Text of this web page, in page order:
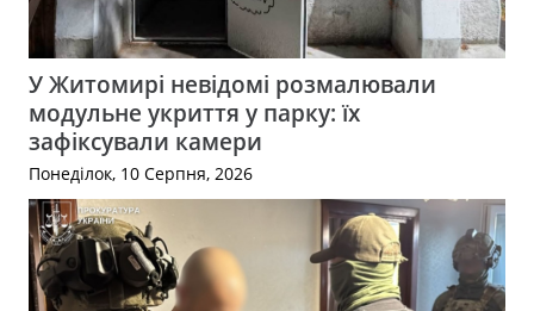
У Житомирі невідомі розмалювали
модульне укриття у парку: їх
зафіксували камери
Понеділок, 10 Серпня, 2026